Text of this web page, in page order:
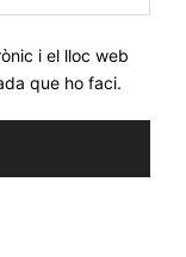
web:
i el lloc web
que ho faci.